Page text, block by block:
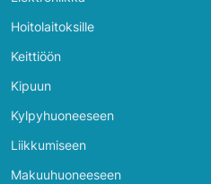
Hoitolaitoksille
Keittiöön
Kipuun
Kylpyhuoneeseen
Liikkumiseen
Makuuhuoneeseen